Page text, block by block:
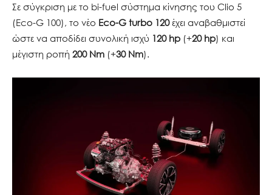
Σε σύγκριση με το bi-fuel σύστημα κίνησης του Clio 5
(Eco-G 100), το νέο Eco-G turbo 120έχει αναβαθμιστεί
ώστε να αποδίδει συνολική ισχύ 120 hp (+20 hp) και
μέγιστη ροπή 200 Nm (+30 Nm).